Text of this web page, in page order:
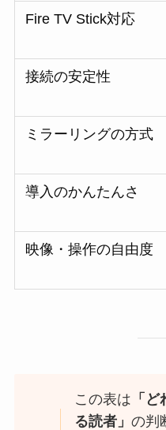
Fire TV Stick対応
接続の安定性
ミラーリングの方式
導入のかんたんさ
映像・操作の自由度
この表は 「
る読者」の判